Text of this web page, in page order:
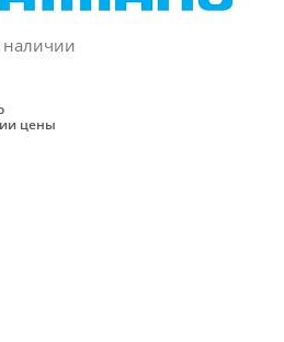
наличии
цены